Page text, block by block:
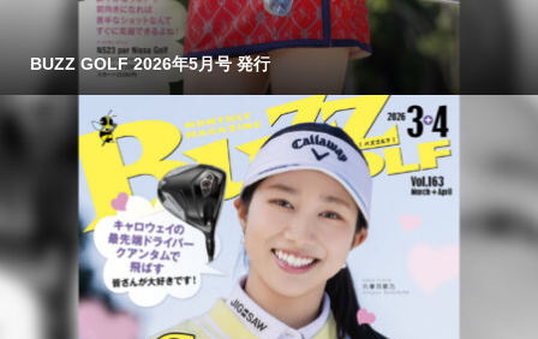
BUZZ GOLF 2026年5月号 発行